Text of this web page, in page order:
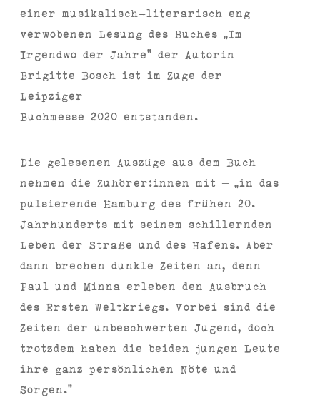
einer musikalisch-literarisch eng
verwobenen Lesung des Buches ”Im
Irgendwo der Jahre“ der Autorin
Brigitte Bosch ist im Zuge der
Leipziger
Buchmesse 2020 entstanden.
Die gelesenen Auszüge aus dem Buch
nehmen die Zuhörer:innen mit – ”in das
pulsierende Hamburg des frühen 20.
Jahrhunderts mit seinem schillernden
Leben der Straße und des Hafens. Aber
dann brechen dunkle Zeiten an, denn
Paul und Minna erleben den Ausbruch
des Ersten Weltkriegs. Vorbei sind die
Zeiten der unbeschwerten Jugend, doch
trotzdem haben die beiden jungen Leute
ihre ganz persönlichen Nöte und
Sorgen.“